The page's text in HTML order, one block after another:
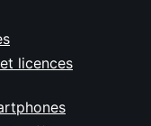
licences